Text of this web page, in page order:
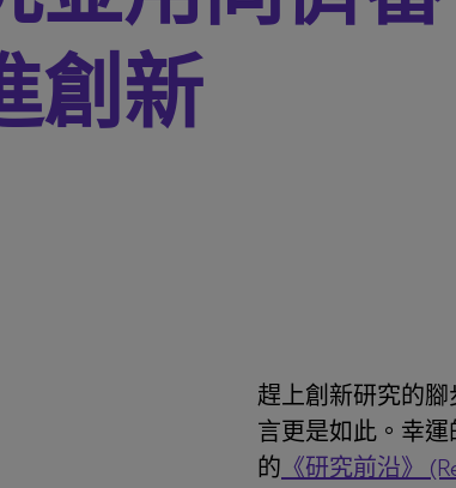
創新
趕上創新研究的
言更是如此。幸
的 《研究前沿》